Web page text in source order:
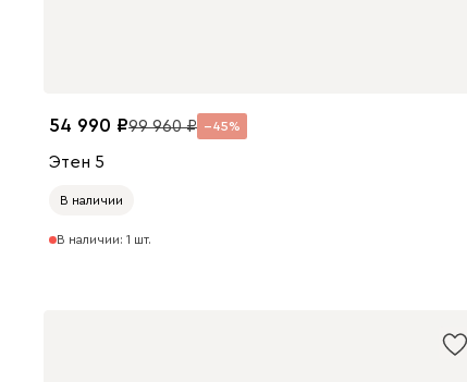
54 990 99 960 45
Этен 5
В наличии
В наличии: 1 шт.